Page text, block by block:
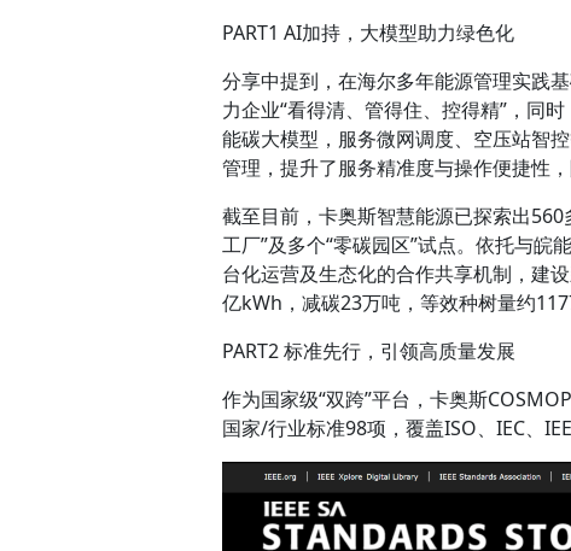
PART1 AI加持，大模型助力绿色化
分享中提到，在海尔多年能源管理实践
力企业“看得清、管得住、控得精”，同
能碳大模型，服务微网调度、空压站智
管理，提升了服务精准度与操作便捷性
截至目前，卡奥斯智慧能源已探索出
工厂”及多个“零碳园区”试点。依托与
台化运营及生态化的合作共享机制，建
亿kWh，减碳23万吨，等效种树量约
PART2 标准先行，引领高质量发展
作为国家级“双跨”平台，卡奥斯
国家/行业标准98项，覆盖ISO、IEC、